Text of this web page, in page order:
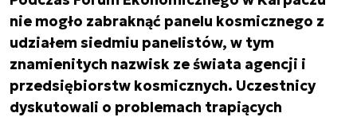
nie mogło zabraknąć panelu kosmicznego z
udziałem siedmiu panelistów, w tym
znamienitych nazwisk ze świata agencji i
przedsiębiorstw kosmicznych. Uczestnicy
dyskutowali o problemach trapiących